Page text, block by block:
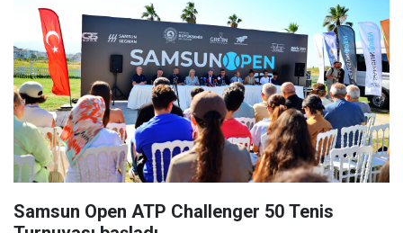
Samsun Open ATP Challenger 50 Tenis